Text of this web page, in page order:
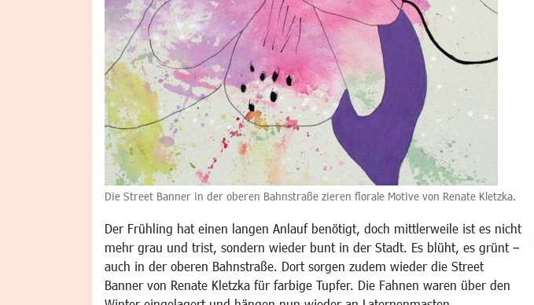
Die Street Banner in der oberen Bahnstraße zieren florale Motive von Renate Kletzka.
Der Frühling hat einen langen Anlauf benötigt, doch mittlerweile ist es nicht
mehr grau und trist, sondern wieder bunt in der Stadt. Es blüht, es grünt –
auch in der oberen Bahnstraße. Dort sorgen zudem wieder die Street
Banner von Renate Kletzka für farbige Tupfer. Die Fahnen waren über den